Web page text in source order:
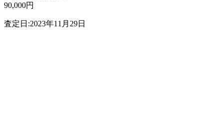
90,000円
査定日:2023年11月29日